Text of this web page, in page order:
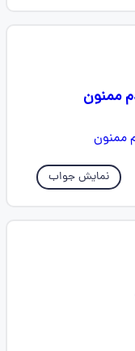
ممنون
نمایش جواب